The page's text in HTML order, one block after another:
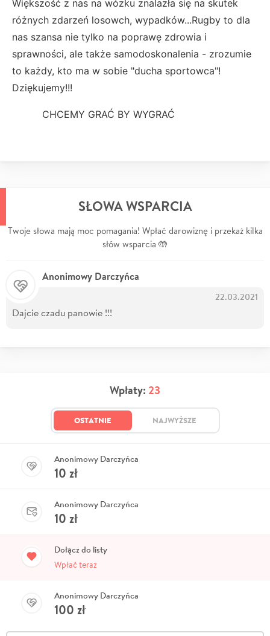
Większość z nas na wózku znalazła się na skutek
różnych zdarzeń losowch, wypadków...Rugby to dla
nas szansa nie tylko na poprawę zdrowia i
sprawności, ale także samodoskonalenia - zrozumie
to każdy, kto ma w sobie "ducha sportowca"!
Dziękujemy!!!
CHCEMY GRAĆ BY WYGRAĆ
SŁOWA WSPARCIA
Twoje słowa mają moc pomagania! Wpłać darowiznę i przekaż kilka
słów wsparcia 🤲
Anonimowy Darczyńca
22.03.2021
Dajcie czadu panowie !!!
Wpłaty: 23
OSTATNIE NAJWYŻSZE
Anonimowy Darczyńca
10 zł
Anonimowy Darczyńca
10 zł
Dołącz do listy
Wpłać teraz
Anonimowy Darczyńca
100 zł